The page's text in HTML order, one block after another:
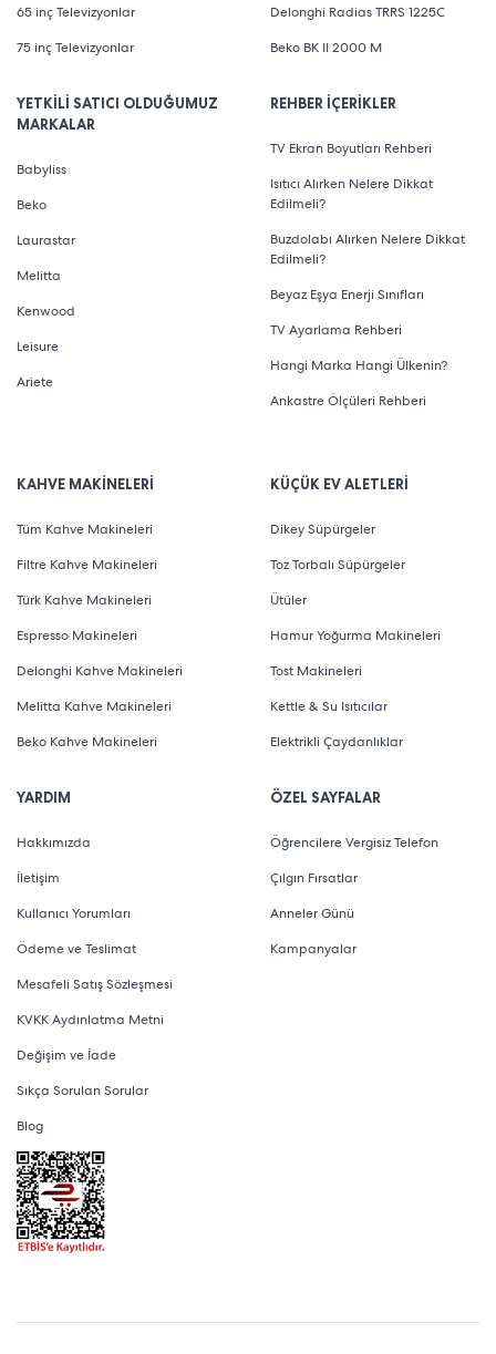
65 inç Televizyonlar
75 inç Televizyonlar
YETKİLİ SATICI OLDUĞUMUZ
MARKALAR
Babyliss
Beko
Laurastar
Melitta
Kenwood
Leisure
Ariete
Delonghi Radias TRRS 1225C
Beko BK II 2000 M
REHBER İÇERİKLER
TV Ekran Boyutları Rehberi
Isıtıcı Alırken Nelere Dikkat
Edilmeli?
Buzdolabı Alırken Nelere Dikkat
Edilmeli?
Beyaz Eşya Enerji Sınıfları
TV Ayarlama Rehberi
Hangi Marka Hangi Ülkenin?
Ankastre Ölçüleri Rehberi
KAHVE MAKİNELERİ
Tüm Kahve Makineleri
Filtre Kahve Makineleri
Türk Kahve Makineleri
Espresso Makineleri
Delonghi Kahve Makineleri
Melitta Kahve Makineleri
Beko Kahve Makineleri
YARDIM
Hakkımızda
İletişim
Kullanıcı Yorumları
Ödeme ve Teslimat
Mesafeli Satış Sözleşmesi
KVKK Aydınlatma Metni
Değişim ve İade
Sıkça Sorulan Sorular
Blog
KÜÇÜK EV ALETLERİ
Dikey Süpürgeler
Toz Torbalı Süpürgeler
Ütüler
Hamur Yoğurma Makineleri
Tost Makineleri
Kettle & Su Isıtıcılar
Elektrikli Çaydanlıklar
ÖZEL SAYFALAR
Öğrencilere Vergisiz Telefon
Çılgın Fırsatlar
Anneler Günü
Kampanyalar